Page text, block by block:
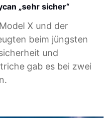
„sehr sicher“
X und der
beim jüngsten
und
gab es bei zwei